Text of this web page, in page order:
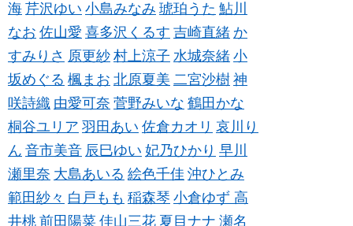
海 芹沢ゆい 小島みなみ 琥珀うた 鮎川
なお 佐山愛 喜多沢くるす 吉崎直緒 か
すみりさ 原更紗 村上涼子 水城奈緒 小
坂めぐる 楓まお 北原夏美 二宮沙樹 神
咲詩織 由愛可奈 菅野みいな 鶴田かな
桐谷ユリア 羽田あい 佐倉カオリ 哀川り
ん 音市美音 辰巳ゆい 妃乃ひかり 早川
瀬里奈 大島あいる 絵色千佳 沖ひとみ
範田紗々 白戸もも 稲森琴 小倉ゆず 高
井桃 前田陽菜 佳山三花 夏目ナナ 瀬名